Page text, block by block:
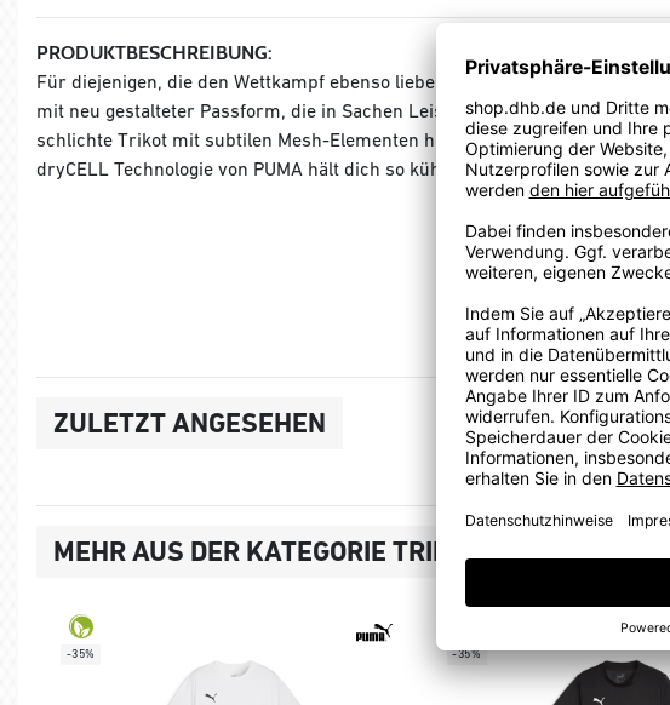
PRODUKTBESCHREIBUNG:
Für diejenigen, die den Wettkampf ebenso lieben wie den Sieg, kommt
mit neu gestalteter Passform, die in Sachen Leistung und Tragekomfort
schlichte Trikot mit subtilen Mesh-Elementen hält dich immer kühl und
dryCELL Technologie von PUMA hält dich so kühl und frisch, wie du dich
ZULETZT ANGESEHEN
MEHR AUS DER KATEGORIE TRIKOTS
-35% -35%